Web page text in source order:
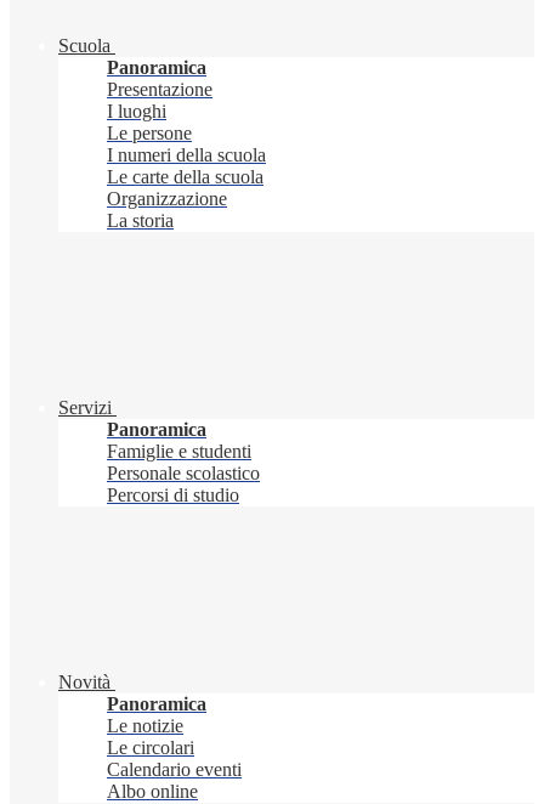
Scuola
Panoramica
Presentazione
I luoghi
Le persone
I numeri della scuola
Le carte della scuola
Organizzazione
La storia
Servizi
Panoramica
Famiglie e studenti
Personale scolastico
Percorsi di studio
Novità
Panoramica
Le notizie
Le circolari
Calendario eventi
Albo online